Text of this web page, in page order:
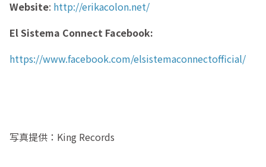
Website: http://erikacolon.net/
El Sistema Connect Facebook:
https://www.facebook.com/elsistemaconnectofficial/
写真提供：King Records